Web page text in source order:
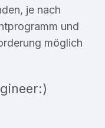
je nach
und
möglich